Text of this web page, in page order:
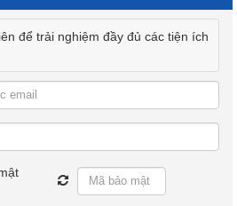
để trải nghiệm đầy đủ các tiện ích